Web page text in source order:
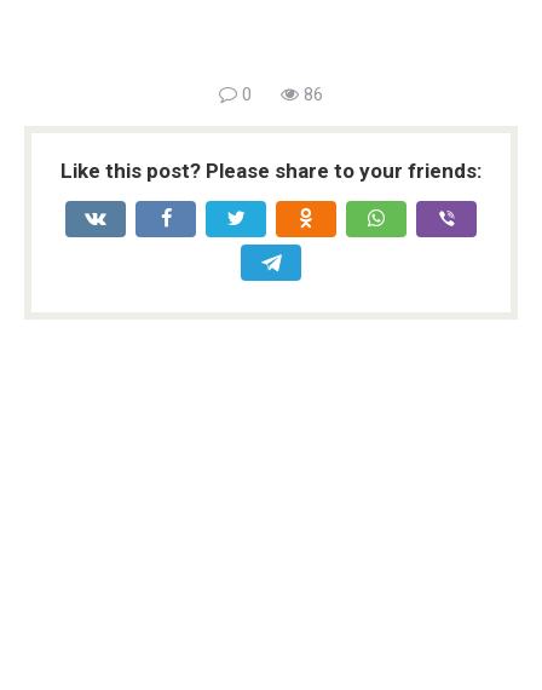
0 86
Like this post? Please share to your friends: